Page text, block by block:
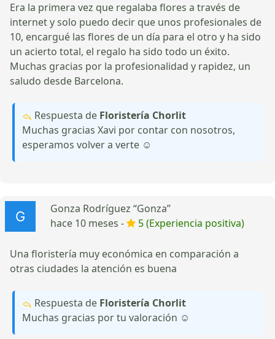
Era la primera vez que regalaba flores a través de
internet y solo puedo decir que unos profesionales de
10, encargué las flores de un día para el otro y ha sido
un acierto total, el regalo ha sido todo un éxito.
Muchas gracias por la profesionalidad y rapidez, un
saludo desde Barcelona.
Respuesta de Floristería Chorlit
Muchas gracias Xavi por contar con nosotros,
esperamos volver a verte ☺️
Gonza Rodríguez “Gonza”
hace 10 meses -
5 (Experiencia positiva)
Una floristería muy económica en comparación a
otras ciudades la atención es buena
Respuesta de Floristería Chorlit
Muchas gracias por tu valoración ☺️